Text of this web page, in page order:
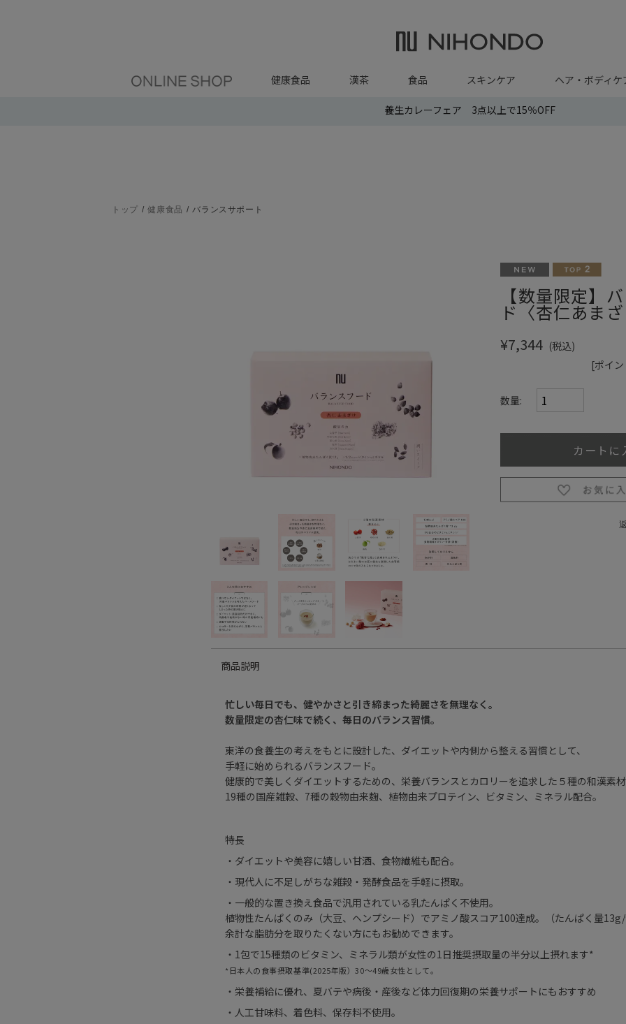
健康食品 漢茶 食品 スキンケア ヘア・ボディケ
養生カレーフェア 3点以上で15％OFF
トップ 健康食品 バランスサポート
【数量限定】
ド〈杏仁あまざ
¥7,344 (税込)
[ポイ
数量:
商品説明
忙しい毎日でも、健やかさと引き締まった綺麗さを無理なく。
数量限定の杏仁味で続く、毎日のバランス習慣。
東洋の食養生の考えをもとに設計した、ダイエットや内側から整える習慣として、
手軽に始められるバランスフード。
健康的で美しくダイエットするための、栄養バランスとカロリーを追求した５種の和漢素材
19種の国産雑穀、7種の穀物由来麹、植物由来プロテイン、ビタミン、ミネラル配合。
特長
・ダイエットや美容に嬉しい甘酒、食物繊維も配合。
・現代人に不足しがちな雑穀・発酵食品を手軽に摂取。
・一般的な置き換え食品で汎用されている乳たんぱく不使用。
植物性たんぱくのみ（大豆、ヘンプシード）でアミノ酸スコア100達成。（たんぱく量13g/
余計な脂肪分を取りたくない方にもお勧めできます。
・1包で15種類のビタミン、ミネラル類が女性の1日推奨摂取量の半分以上摂れます*
*日本人の食事摂取基準(2025年版）30～49歳女性として。
・栄養補給に優れ、夏バテや病後・産後など体力回復期の栄養サポートにもおすすめ
・人工甘味料、着色料、保存料不使用。